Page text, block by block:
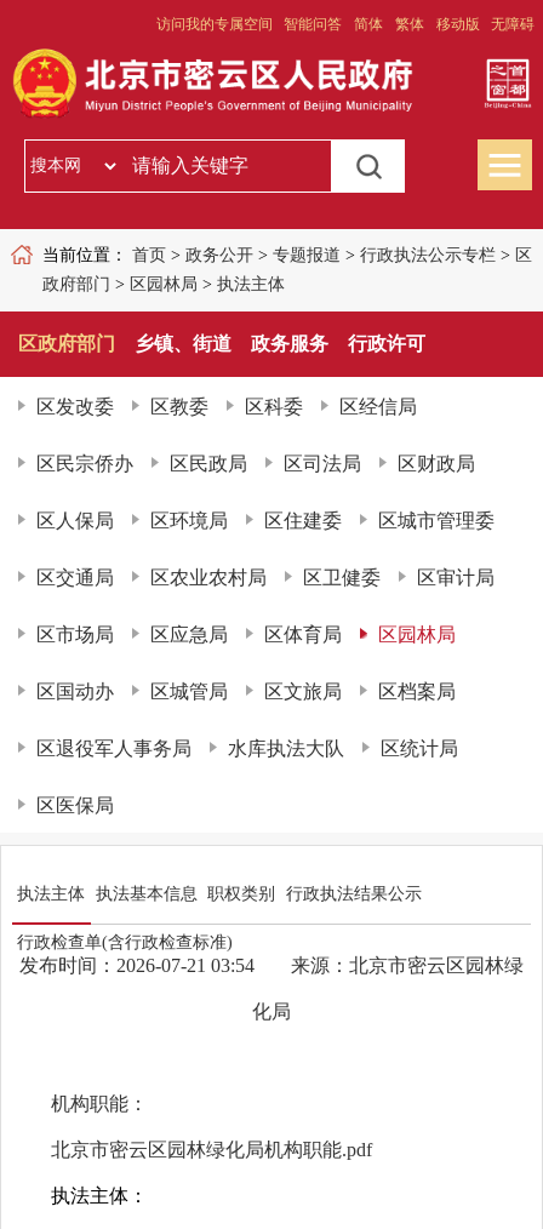
访问我的专属空间 智能问答 简体 繁体 移动版 无障碍
当前位置： 首页 > 政务公开> 专题报道 > 行政执法公示专栏> 区
政府部门 > 区园林局 > 执法主体
区政府部门 乡镇、街道 政务服务 行政许可
区发改委 区教委 区科委 区经信局
区民宗侨办 区民政局 区司法局 区财政局
区人保局 区环境局 区住建委 区城市管理委
区交通局 区农业农村局 区卫健委 区审计局
区市场局 区应急局 区体育局 区园林局
区国动办 区城管局 区文旅局 区档案局
区退役军人事务局 水库执法大队 区统计局
区医保局
执法主体 执法基本信息 职权类别 行政执法结果公示
行政检查单(含行政检查标准)
发布时间：2026-07-21 03:54 来源：北京市密云区园林绿
化局
机构职能：
北京市密云区园林绿化局机构职能.pdf
执法主体：